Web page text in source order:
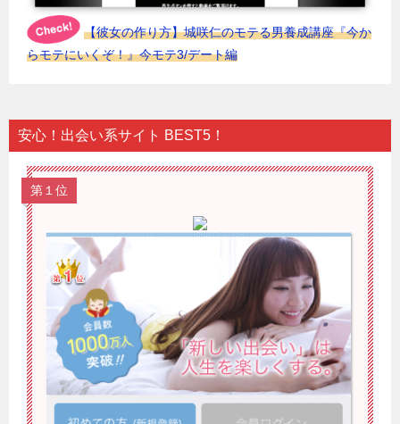
【彼女の作り方】城咲仁のモテる男養成講座『今か
らモテにいくぞ！』今モテ3/デート編
安心！出会い系サイト BEST5！
第１位